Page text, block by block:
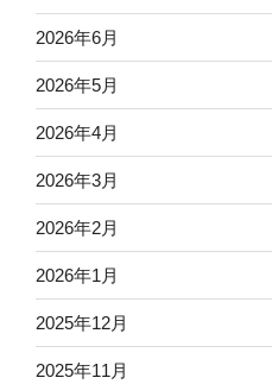
2026年6月
2026年5月
2026年4月
2026年3月
2026年2月
2026年1月
2025年12月
2025年11月